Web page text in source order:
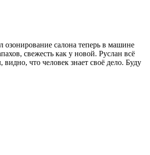
озонирование салона теперь в машине
свежесть как у новой. Руслан всё
видно, что человек знает своё дело. Буду